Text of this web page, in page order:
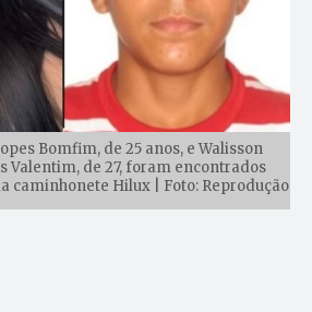
Bomfim, de 25 anos, e Walisson
Valentim, de 27, foram encontrados
caminhonete Hilux | Foto: Reprodução